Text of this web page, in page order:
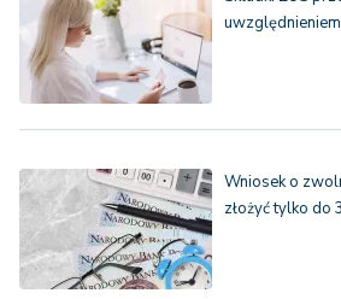
Wniosek o
złożyć tylko do